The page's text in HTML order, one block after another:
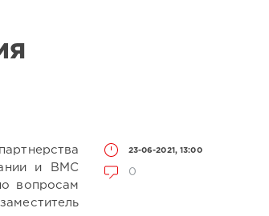
23-06-2021, 13:00
0
и ВМС
вопросам